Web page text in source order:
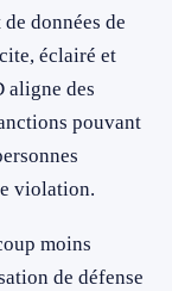
données de
éclairé et
aligne des
pouvant
violation.
moins
de défense